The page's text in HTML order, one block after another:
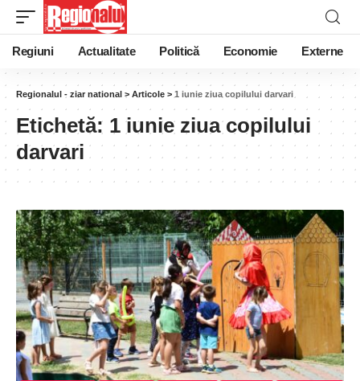
Regiuni Actualitate Politică Economie Externe
Regionalul - ziar national > Articole > 1 iunie ziua copilului darvari
Etichetă: 1 iunie ziua copilului
darvari